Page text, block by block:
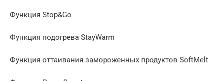
Функция Stop&Go
Функция подогрева StayWarm
Функция оттаивания замороженных продуктов SoftMelt